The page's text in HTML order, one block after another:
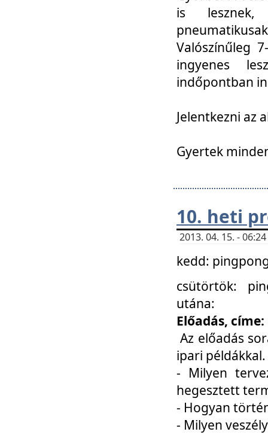
is lesznek,
Valószínűleg
ingyenes
indőpontban
Jelentkezni az
Gyertek
10. heti
2013. 04. 15. -
kedd:
csütörtök:
utána:
Előadás,
Az előadás
ipari
- Milyen
hegesztett
- Hogyan
- Milyen